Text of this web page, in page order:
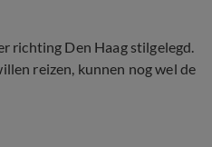
richting Den Haag stilgelegd.
reizen, kunnen nog wel de